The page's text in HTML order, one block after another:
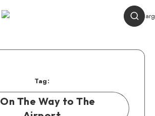
Tag:
On The Way to The